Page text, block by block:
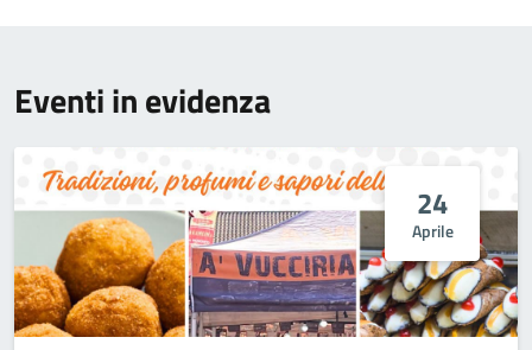
Eventi in evidenza
24
Aprile